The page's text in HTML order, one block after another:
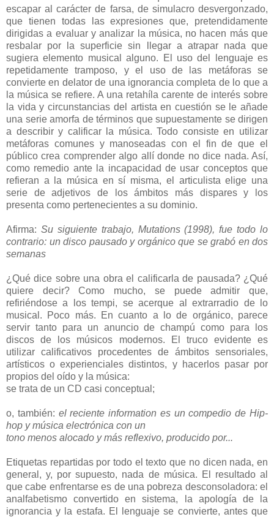
escapar al carácter de farsa, de simulacro desvergonzado,
que tienen todas las expresiones que, pretendidamente
dirigidas a evaluar y analizar la música, no hacen más que
resbalar por la superficie sin llegar a atrapar nada que
sugiera elemento musical alguno. El uso del lenguaje es
repetidamente tramposo, y el uso de las metáforas se
convierte en delator de una ignorancia completa de lo que a
la música se refiere. A una retahíla carente de interés sobre
la vida y circunstancias del artista en cuestión se le añade
una serie amorfa de términos que supuestamente se dirigen
a describir y calificar la música. Todo consiste en utilizar
metáforas comunes y manoseadas con el fin de que el
público crea comprender algo allí donde no dice nada. Así,
como remedio ante la incapacidad de usar conceptos que
refieran a la música en sí misma, el articulista elige una
serie de adjetivos de los ámbitos más dispares y los
presenta como pertenecientes a su dominio.
Afirma: Su siguiente trabajo, Mutations (1998), fue todo lo
contrario: un disco pausado y orgánico que se grabó en dos
semanas
¿Qué dice sobre una obra el calificarla de pausada? ¿Qué
quiere decir? Como mucho, se puede admitir que,
refiriéndose a los tempi, se acerque al extrarradio de lo
musical. Poco más. En cuanto a lo de orgánico, parece
servir tanto para un anuncio de champú como para los
discos de los músicos modernos. El truco evidente es
utilizar calificativos procedentes de ámbitos sensoriales,
artísticos o experienciales distintos, y hacerlos pasar por
propios del oído y la música:
se trata de un CD casi conceptual;
o, también: el reciente information es un compedio de Hip-
hop y música electrónica con un
tono menos alocado y más reflexivo, producido por...
Etiquetas repartidas por todo el texto que no dicen nada, en
general, y, por supuesto, nada de música. El resultado al
que cabe enfrentarse es de una pobreza desconsoladora: el
analfabetismo convertido en sistema, la apología de la
ignorancia y la estafa. El lenguaje se convierte, antes que